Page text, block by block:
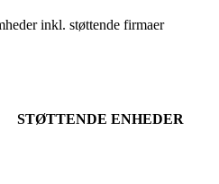
inkl. støttende firmaer
STØTTENDE ENHEDER